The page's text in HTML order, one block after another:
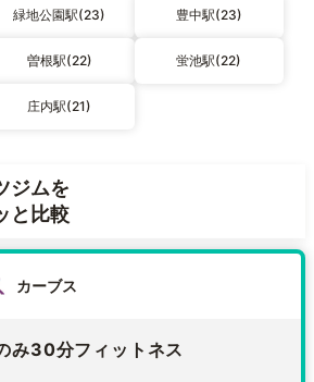
緑地公園駅(23) 豊中駅(23)
曽根駅(22) 蛍池駅(22)
庄内駅(21)
ジムを
と比較
カーブス
み30分フィットネス